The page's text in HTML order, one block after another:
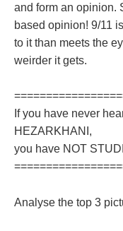
and form an opinion.
based opinion! 9/11
to it than meets the
weirder it gets.
If you have never
HEZARKHANI,
you have NOT
Analyse the top 3